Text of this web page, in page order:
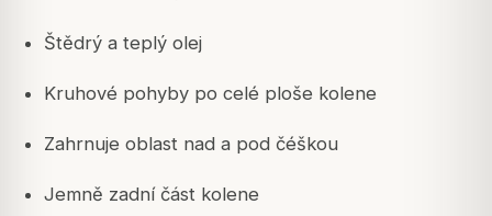
Štědrý a teplý olej
Kruhové pohyby po celé ploše kolene
Zahrnuje oblast nad a pod čéškou
Jemně zadní část kolene